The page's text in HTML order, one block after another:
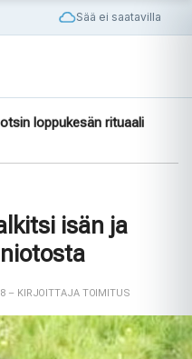
Sää ei saatavilla
avattiin
muuttuva rannikko
loppukesän rituaali
neuvottelevat
isän ja
– KIRJOITTAJA TOIMITUS